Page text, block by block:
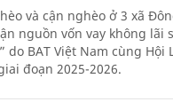
và cận nghèo ở 3 xã
nguồn vốn vay không
do BAT Việt Nam cùng Hội
đoạn 2025-2026.